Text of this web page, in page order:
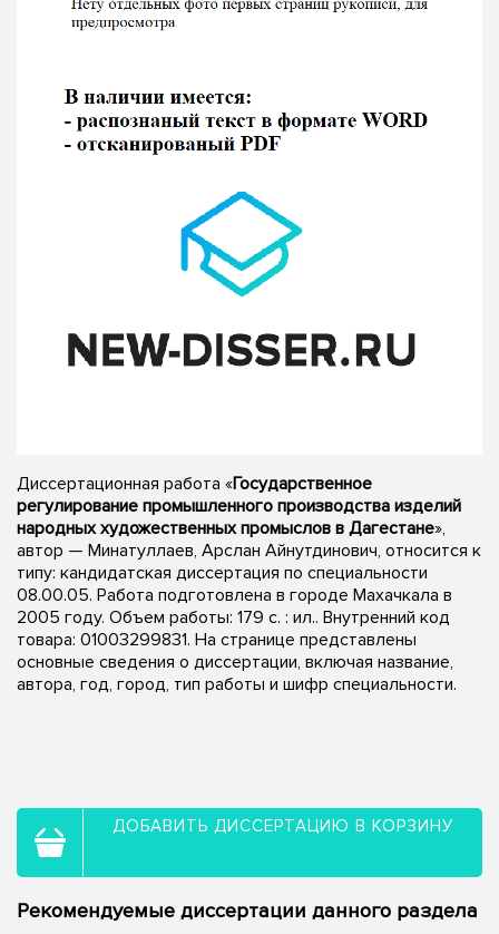
Диссертационная работа «Государственное
регулирование промышленного производства изделий
народных художественных промыслов в Дагестане»,
автор — Минатуллаев, Арслан Айнутдинович, относится к
типу: кандидатская диссертация по специальности
08.00.05. Работа подготовлена в городе Махачкала в
2005 году. Объем работы: 179 с. : ил.. Внутренний код
товара: 01003299831. На странице представлены
основные сведения о диссертации, включая название,
автора, год, город, тип работы и шифр специальности.
ДОБАВИТЬ ДИССЕРТАЦИЮ В КОРЗИНУ
Рекомендуемые диссертации данного раздела